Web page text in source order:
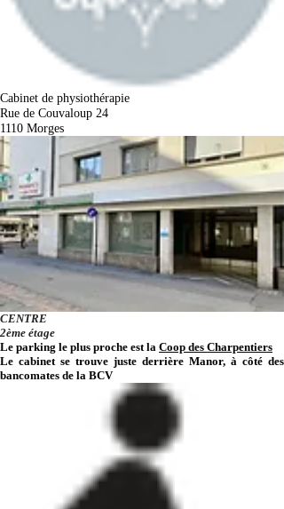
Cabinet de physiothérapie
Rue de Couvaloup 24​
1110 Morges
CENTRE
2ème étage
Le parking le plus proche est la Coop des Charpentiers
Le cabinet se trouve juste derrière Manor, à côté des
bancomates de la BCV